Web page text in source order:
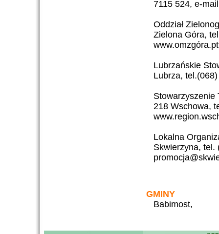
7115 524, e-
Oddział
Zielona Góra,
Lubrzańskie
Lubrza,
Stowarzyszenie
218 Wschowa,
Lokalna
Skwierzyna, tel.
GMINY
Babimost,